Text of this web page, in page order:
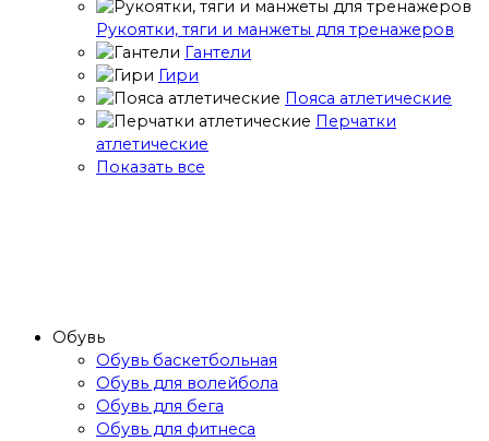
Рукоятки, тяги и манжеты для тренажеров
Гантели
Гири
Пояса атлетические
Перчатки
атлетические
Показать все
Обувь
Обувь баскетбольная
Обувь для волейбола
Обувь для бега
Обувь для фитнеса